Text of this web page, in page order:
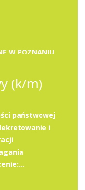
W POZNANIU
(k/m)
państwowej
i